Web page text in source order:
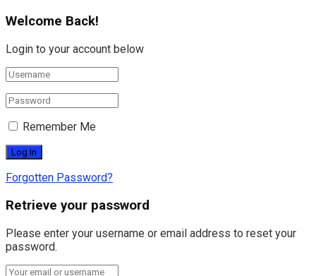
Welcome Back!
Login to your account below
Remember Me
Forgotten Password?
Retrieve your password
Please enter your username or email address to reset your
password.